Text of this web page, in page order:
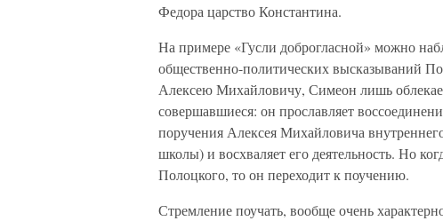
Федора царство Константина.
На примере «Гусли доброгласной» можно
общественно-политических высказываний
Алексею Михайловичу, Симеон лишь
совершавшиеся: он прославляет
поручения Алексея Михайловича
школы) и восхваляет его деятельность. Но
Полоцкого, то он переходит к поучению.
Стремление поучать, вообще очень